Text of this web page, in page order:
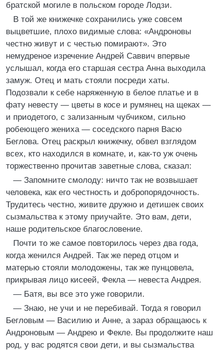
братской могиле в польском городе Лодзи.
В той же книжечке сохранились уже совсем
выцветшие, плохо видимые слова: «Андроновы
честно живут и с честью помирают». Это
немудреное изречение Андрей Саввич впервые
услышал, когда его старшая сестра Анна выходила
замуж. Отец и мать стояли посреди хаты.
Подозвали к себе наряженную в белое платье и в
фату невесту — цветы в косе и румянец на щеках —
и приодетого, с зализанным чубчиком, сильно
робеющего жениха — соседского парня Васю
Беглова. Отец раскрыл книжечку, обвел взглядом
всех, кто находился в комнате, и, как-то уж очень
торжественно прочитав заветные слова, сказал:
— Запомните смолоду: ничто так не возвышает
человека, как его честность и добропорядочность.
Трудитесь честно, живите дружно и детишек своих
сызмальства к этому приучайте. Это вам, дети,
наше родительское благословение.
Почти то же самое повторилось через два года,
когда женился Андрей. Так же перед отцом и
матерью стояли молодожены, так же пунцовела,
прикрывая лицо кисеей, Фекла — невеста Андрея.
— Батя, вы все это уже говорили.
— Знаю, не учи и не перебивай. Тогда я говорил
Бегловым — Василию и Анне, а зараз обращаюсь к
Андроновым — Андрею и Фекле. Вы продолжите наш
род, у вас родятся свои дети, и вы сызмальства